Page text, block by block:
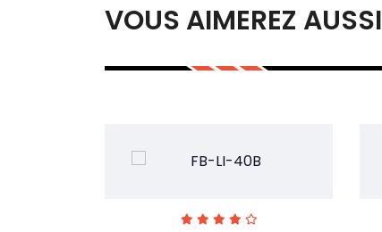
VOUS AIMEREZ AUSSI